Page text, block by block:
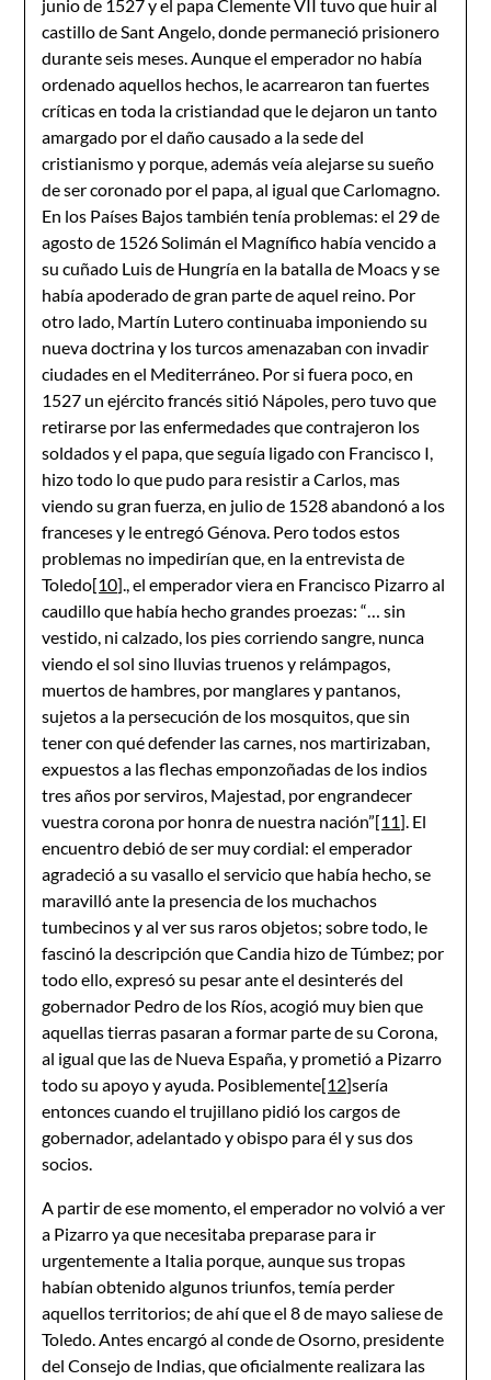
junio de 1527 y el papa Clemente VII tuvo que huir al
castillo de Sant Angelo, donde permaneció prisionero
durante seis meses. Aunque el emperador no había
ordenado aquellos hechos, le acarrearon tan fuertes
críticas en toda la cristiandad que le dejaron un tanto
amargado por el daño causado a la sede del
cristianismo y porque, además veía alejarse su sueño
de ser coronado por el papa, al igual que Carlomagno.
En los Países Bajos también tenía problemas: el 29 de
agosto de 1526 Solimán el Magnífico había vencido a
su cuñado Luis de Hungría en la batalla de Moacs y se
había apoderado de gran parte de aquel reino. Por
otro lado, Martín Lutero continuaba imponiendo su
nueva doctrina y los turcos amenazaban con invadir
ciudades en el Mediterráneo. Por si fuera poco, en
1527 un ejército francés sitió Nápoles, pero tuvo que
retirarse por las enfermedades que contrajeron los
soldados y el papa, que seguía ligado con Francisco I,
hizo todo lo que pudo para resistir a Carlos, mas
viendo su gran fuerza, en julio de 1528 abandonó a los
franceses y le entregó Génova. Pero todos estos
problemas no impedirían que, en la entrevista de
Toledo[10]., el emperador viera en Francisco Pizarro al
caudillo que había hecho grandes proezas: “… sin
vestido, ni calzado, los pies corriendo sangre, nunca
viendo el sol sino lluvias truenos y relámpagos,
muertos de hambres, por manglares y pantanos,
sujetos a la persecución de los mosquitos, que sin
tener con qué defender las carnes, nos martirizaban,
expuestos a las flechas emponzoñadas de los indios
tres años por serviros, Majestad, por engrandecer
vuestra corona por honra de nuestra nación”[11]. El
encuentro debió de ser muy cordial: el emperador
agradeció a su vasallo el servicio que había hecho, se
maravilló ante la presencia de los muchachos
tumbecinos y al ver sus raros objetos; sobre todo, le
fascinó la descripción que Candia hizo de Túmbez; por
todo ello, expresó su pesar ante el desinterés del
gobernador Pedro de los Ríos, acogió muy bien que
aquellas tierras pasaran a formar parte de su Corona,
al igual que las de Nueva España, y prometió a Pizarro
todo su apoyo y ayuda. Posiblemente[12]sería
entonces cuando el trujillano pidió los cargos de
gobernador, adelantado y obispo para él y sus dos
socios.
A partir de ese momento, el emperador no volvió a ver
a Pizarro ya que necesitaba preparase para ir
urgentemente a Italia porque, aunque sus tropas
habían obtenido algunos triunfos, temía perder
aquellos territorios; de ahí que el 8 de mayo saliese de
Toledo. Antes encargó al conde de Osorno, presidente
del Consejo de Indias, que oficialmente realizara las